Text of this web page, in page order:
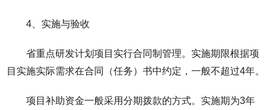
4、实施与验收
省重点研发计划项目实行合同制管理。实施期限根据项
目实施实际需求在合同（任务）书中约定，一般不超过4年。
项目补助资金一般采用分期拨款的方式。实施期为3年